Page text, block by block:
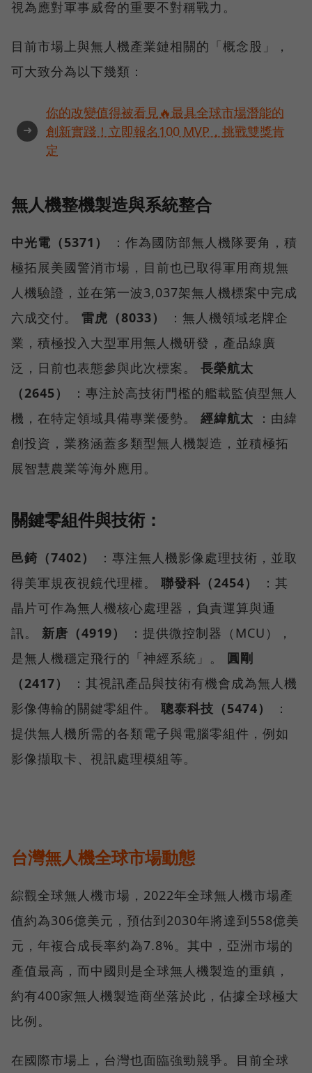
視為應對軍事威脅的重要不對稱戰力。
目前市場上與無人機產業鏈相關的「概念股」，
可大致分為以下幾類：
➜
你的改變值得被看見🔥最具全球市場潛能的
創新實踐！立即報名100 MVP，挑戰雙獎肯
定
無人機整機製造與系統整合
中光電（5371）
：作為國防部無人機隊要角，積
極拓展美國警消市場，目前也已取得軍用商規無
人機驗證，並在第一波3,037架無人機標案中完成
六成交付。 雷虎（8033）
：無人機領域老牌企
業，積極投入大型軍用無人機研發，產品線廣
泛，日前也表態參與此次標案。 長榮航太
（2645）
：專注於高技術門檻的艦載監偵型無人
機，在特定領域具備專業優勢。 經緯航太 ：由緯
創投資，業務涵蓋多類型無人機製造，並積極拓
展智慧農業等海外應用。
關鍵零組件與技術：
邑錡（7402）
：專注無人機影像處理技術，並取
得美軍規夜視鏡代理權。 聯發科（2454）
：其
晶片可作為無人機核心處理器，負責運算與通
訊。 新唐（4919）
：提供微控制器（MCU），
是無人機穩定飛行的「神經系統」。 圓剛
（2417）
：其視訊產品與技術有機會成為無人機
影像傳輸的關鍵零組件。 聰泰科技（5474）
：
提供無人機所需的各類電子與電腦零組件，例如
影像擷取卡、視訊處理模組等。
台灣無人機全球市場動態
綜觀全球無人機市場，2022年全球無人機市場產
值約為306億美元，預估到2030年將達到558億美
元，年複合成長率約為7.8%。其中，亞洲市場的
產值最高，而中國則是全球無人機製造的重鎮，
約有400家無人機製造商坐落於此，佔據全球極大
比例。
在國際市場上，台灣也面臨強勁競爭。目前全球